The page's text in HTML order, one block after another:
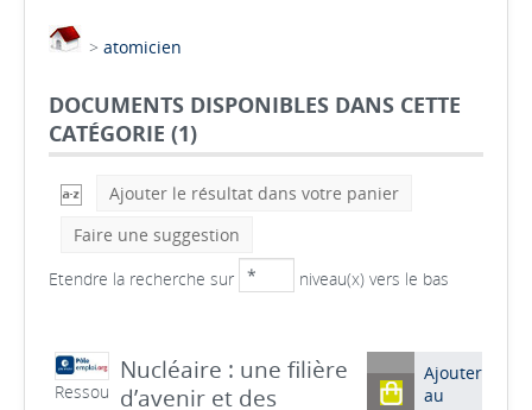
> atomicien
DOCUMENTS DISPONIBLES DANS CETTE
CATÉGORIE (1)
Ajouter le résultat dans votre panier
Faire une suggestion
Etendre la recherche sur
niveau(x) vers le bas
Ressou
Nucléaire : une filière
d’avenir et des
Ajouter
au